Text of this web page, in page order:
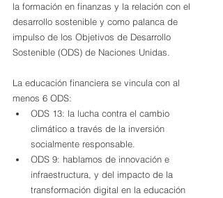
la formación en finanzas y la relación con el
desarrollo sostenible y como palanca de
impulso de los Objetivos de Desarrollo
Sostenible (ODS) de Naciones Unidas.
La educación financiera se vincula con al
menos 6 ODS:
ODS 13: la lucha contra el cambio
climático a través de la inversión
socialmente responsable.
ODS 9: hablamos de innovación e
infraestructura, y del impacto de la
transformación digital en la educación